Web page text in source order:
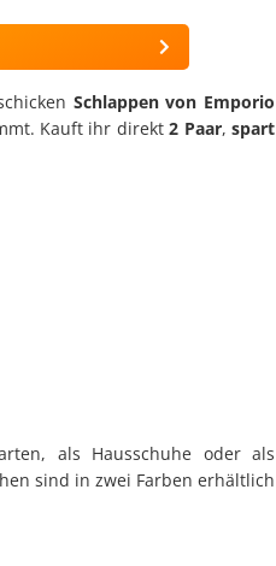
Schlappen von Emporio
Kauft ihr direkt2 Paar,spart
als Hausschuhe oder als
sind in zwei Farben erhältlich